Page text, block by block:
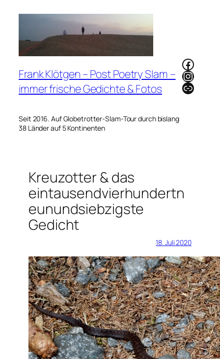
Frank Klötgen – Post Poetry Slam –
immer frische Gedichte & Fotos
Seit 2016. Auf Globetrotter-Slam-Tour durch bislang
38 Länder auf 5 Kontinenten
Link
Kreuzotter & das
eintausendvierhundertn
eunundsiebzigste
Gedicht
18. Juli 2020